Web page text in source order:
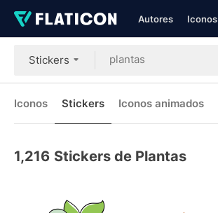
Autores Iconos
Stickers
Iconos Stickers Iconos animados
1,216 Stickers de Plantas